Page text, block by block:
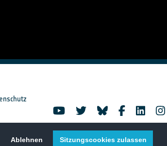
Ablehnen Sitzungscookies zulassen